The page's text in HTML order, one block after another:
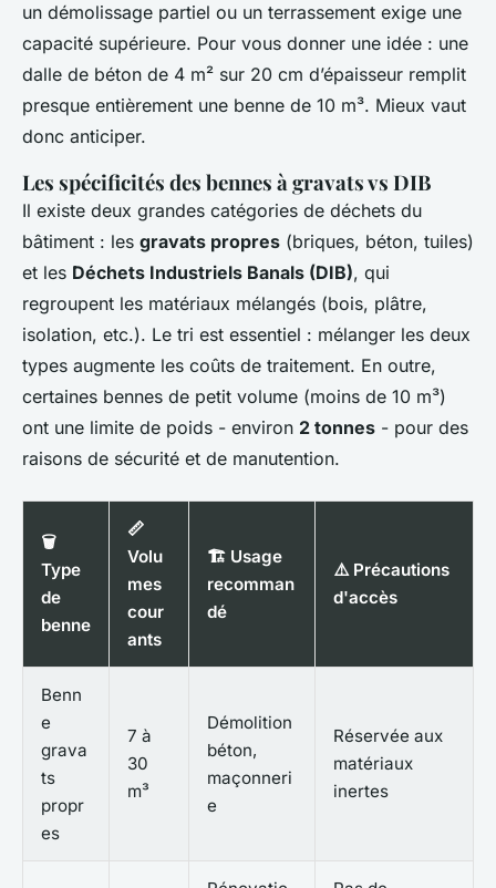
un démolissage partiel ou un terrassement exige une
capacité supérieure. Pour vous donner une idée : une
dalle de béton de 4 m² sur 20 cm d’épaisseur remplit
presque entièrement une benne de 10 m³. Mieux vaut
donc anticiper.
Les spécificités des bennes à gravats vs DIB
Il existe deux grandes catégories de déchets du
bâtiment : les gravats propres (briques, béton, tuiles)
et les Déchets Industriels Banals (DIB), qui
regroupent les matériaux mélangés (bois, plâtre,
isolation, etc.). Le tri est essentiel : mélanger les deux
types augmente les coûts de traitement. En outre,
certaines bennes de petit volume (moins de 10 m³)
ont une limite de poids - environ 2 tonnes - pour des
raisons de sécurité et de manutention.
🗑️
Type
de
benne
📏
Volu
mes
cour
ants
🏗️ Usage
recomman
dé
⚠️ Précautions
d'accès
Benn
e
grava
ts
propr
es
7 à
30
m³
Démolition
béton,
maçonneri
e
Réservée aux
matériaux
inertes